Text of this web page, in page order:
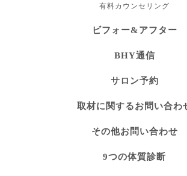
有料カウンセリング
ビフォー&アフター
BHY通信
サロン予約
取材に関するお問い合わ
その他お問い合わせ
9つの体質診断